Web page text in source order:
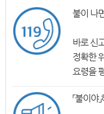
불이 나
바로 신
정확한
요령을
「불이야